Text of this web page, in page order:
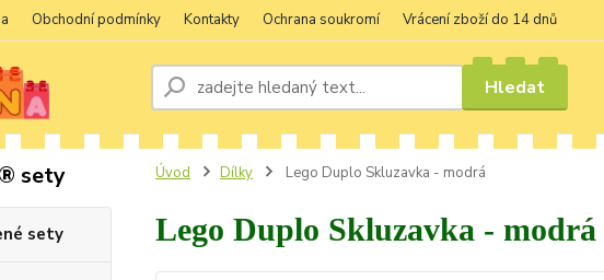
Obchodní podmínky Kontakty Ochrana soukromí Vrácení zboží do 14 dnů
Hledat
sety
sety
Úvod Dílky Lego Duplo Skluzavka - modrá
Lego Duplo Skluzavka - modrá